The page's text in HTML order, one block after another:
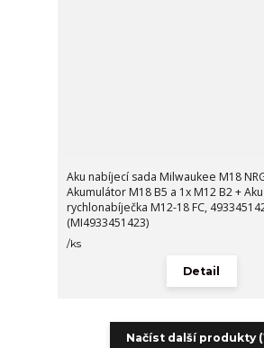
Aku nabíjecí sada Milwaukee M18
Akumulátor M18 B5 a 1x M12 B2 + Aku
rychlonabíječka M12-18 FC,
(MI4933451423)
/ks
Detail
Načíst další produkty